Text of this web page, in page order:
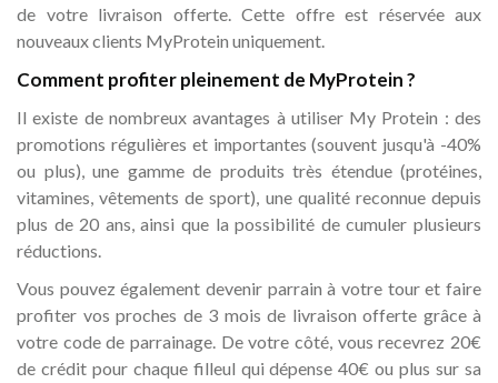
de votre livraison offerte. Cette offre est réservée aux
nouveaux clients MyProtein uniquement.
Comment profiter pleinement de MyProtein ?
Il existe de nombreux avantages à utiliser My Protein : des
promotions régulières et importantes (souvent jusqu'à -40%
ou plus), une gamme de produits très étendue (protéines,
vitamines, vêtements de sport), une qualité reconnue depuis
plus de 20 ans, ainsi que la possibilité de cumuler plusieurs
réductions.
Vous pouvez également devenir parrain à votre tour et faire
profiter vos proches de 3 mois de livraison offerte grâce à
votre code de parrainage. De votre côté, vous recevrez 20€
de crédit pour chaque filleul qui dépense 40€ ou plus sur sa